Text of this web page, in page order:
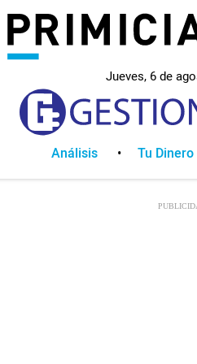
Jueves, 6 de
Análisis Tu Dinero